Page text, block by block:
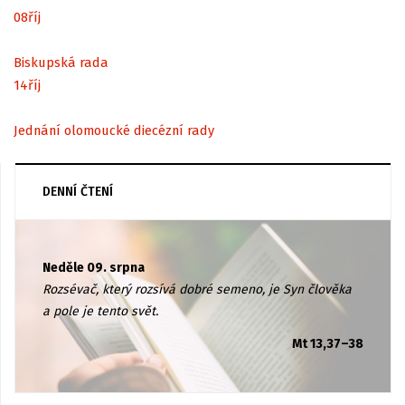
08říj
Biskupská rada
14říj
Jednání olomoucké diecézní rady
DENNÍ ČTENÍ
Neděle 09. srpna
Rozsévač, který rozsívá dobré semeno, je Syn člověka
a pole je tento svět.
Mt 13,37–38